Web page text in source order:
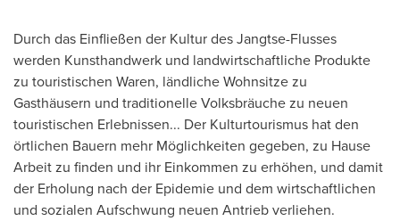
Durch das Einfließen der Kultur des Jangtse-Flusses
werden Kunsthandwerk und landwirtschaftliche Produkte
zu touristischen Waren, ländliche Wohnsitze zu
Gasthäusern und traditionelle Volksbräuche zu neuen
touristischen Erlebnissen... Der Kulturtourismus hat den
örtlichen Bauern mehr Möglichkeiten gegeben, zu Hause
Arbeitzu finden und ihr Einkommen zu erhöhen, und damit
der Erholung nach der Epidemie und dem wirtschaftlichen
und sozialen Aufschwung neuen Antrieb verliehen.